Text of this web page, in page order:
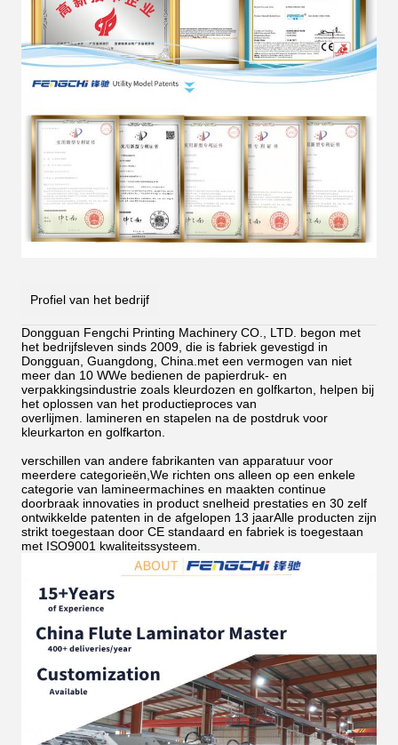
Profiel van het bedrijf
Dongguan Fengchi Printing Machinery CO., LTD. begon met
het bedrijfsleven sinds 2009, die is fabriek gevestigd in
Dongguan, Guangdong, China.met een vermogen van niet
meer dan 10 WWe bedienen de papierdruk- en
verpakkingsindustrie zoals kleurdozen en golfkarton, helpen bij
het oplossen van het productieproces van
overlijmen.
lamineren en stapelen na de postdruk voor
kleurkarton en golfkarton.
verschillen van andere fabrikanten van apparatuur voor
meerdere categorieën,We richten ons alleen op een enkele
categorie van lamineermachines en maakten continue
doorbraak innovaties in product snelheid prestaties en 30 zelf
ontwikkelde patenten in de afgelopen 13 jaarAlle producten zijn
strikt toegestaan door CE standaard en fabriek is toegestaan
met ISO9001 kwaliteitssysteem.